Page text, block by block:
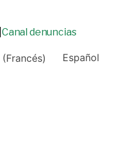
Canal denuncias
(Francés) Español